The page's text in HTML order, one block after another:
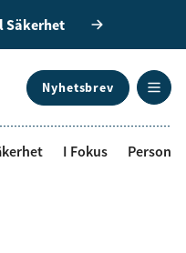
Säkerhet
Nyhetsbrev
I Fokus